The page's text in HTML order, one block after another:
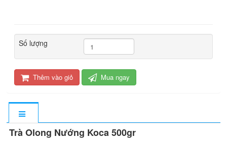
Số lượng
Thêm vào giỏ Mua ngay
Trà Olong Nướng Koca 500gr